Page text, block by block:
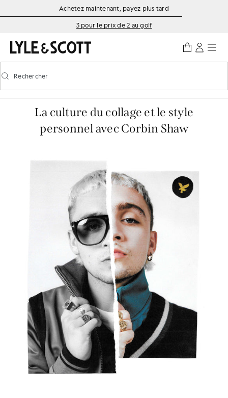
Aller directement au contenu principal
Informations sur l'accessibilité
Achetez maintenant, payez plus tard
3 pour le prix de 2 au golf
Activer/désactiver la recherche prédictive
Rechercher
La culture du collage et le style
personnel avec Corbin Shaw